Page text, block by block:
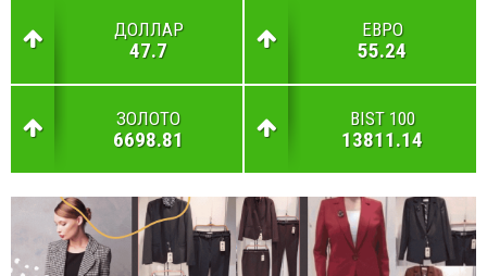
ДОЛЛАР
47.7
ЕВРО
55.24
ЗОЛОТО
6698.81
BIST 100
13811.14